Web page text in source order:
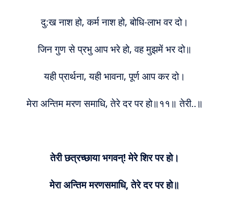
दु:ख नाश हो, कर्म नाश हो, बोधि-लाभ वर दो।
जिन गुण से प्रभु आप भरे हो, वह मुझमें भर दो॥
यही प्रार्थना, यही भावना, पूर्ण आप कर दो।
मेरा अन्तिम मरण समाधि, तेरे दर पर हो॥११॥ तेरी..॥
तेरी छत्रच्छाया भगवन्! मेरे शिर पर हो।
मेरा अन्तिम मरणसमाधि, तेरे दर पर हो॥